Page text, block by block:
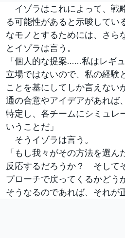
イゾラはこれによって、戦
る可能性があると示唆してい
なモノとするためには、さら
とイゾラは言う。
「個人的な提案……私はレギ
立場ではないので、私の経験
ことを基にしてしか言えな
通の合意やアイデアがあれば
特定し、各チームにシミュレ
いうことだ」
そうイゾラは言う。
「もし我々がその方法を選ん
反応するだろうか？ そして
プローチで戻ってくるかどう
そうなるのであれば、それが